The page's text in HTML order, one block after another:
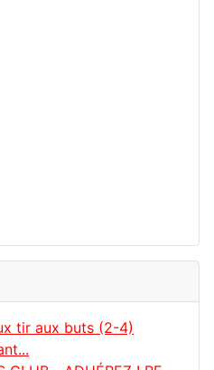
tir aux buts (2-4)